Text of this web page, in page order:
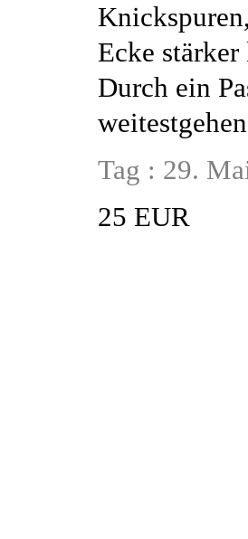
Ecke
Durch ein
Tag : 29.
25 EUR